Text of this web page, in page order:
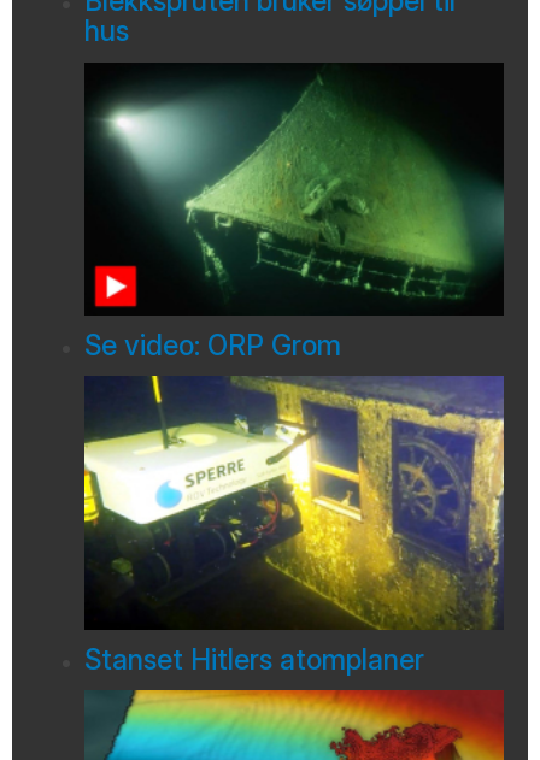
hus
Se video: ORP Grom
Stanset Hitlers atomplaner